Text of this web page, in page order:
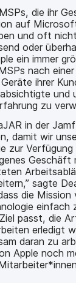
die ihr
auf
und oft
oder
ein immer
nach
ihrer
und
zu
in der
damit wir
zur Verfügung
Geschäft
sagte
die
einfach
passt, die
erledigt
daran zu
Apple noch